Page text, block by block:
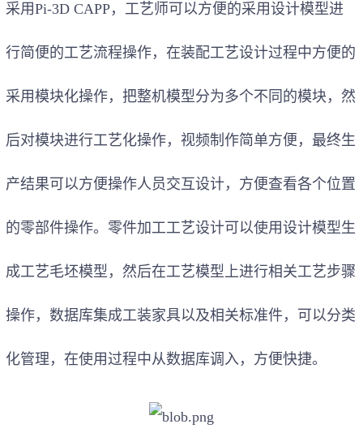
采用Pi-3D CAPP，工艺师可以方便的采用设计模型进
行简便的工艺流程操作，在装配工艺设计过程中方便的
采用模块化操作，把整机模型分为多个不同的模块，然
后对模块进行工艺化操作，视频制作简单方便，最终生
产结果可以方便操作人员交互设计，方便查看各个位置
的零部件操作。零件加工工艺设计可以使用设计模型生
成工艺毛坯模型，然后在工艺模型上进行相关工艺步骤
操作，数据库集成工装家具以及相关标准件，可以分类
化管理，在使用过程中从数据库调入，方便快捷。